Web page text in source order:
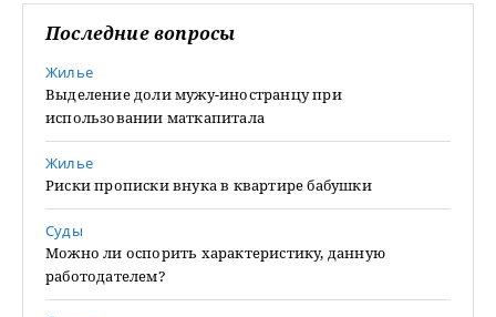
Последние вопросы
Жилье
Выделение доли мужу-иностранцу при
использовании маткапитала
Жилье
Риски прописки внука в квартире бабушки
Суды
Можно ли оспорить характеристику, данную
работодателем?